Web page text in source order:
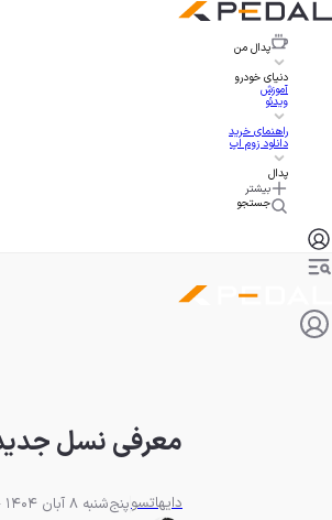
پدال من
دنیای خودرو
آموزش
ویدئو
راهنمای خرید
دانلود زوم اپ
پدال
بیشتر
جستجو
معرفی نسل جدید
دایهاتسوپنج‌شنبه 8 آبان 1404 - 17:00